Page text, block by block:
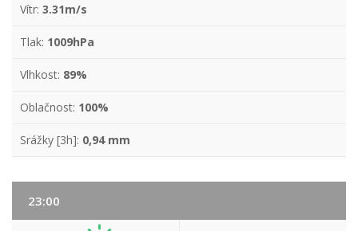
Vítr: 3.31m/s
Tlak: 1009hPa
Vlhkost: 89%
Oblačnost: 100%
Srážky [3h]: 0,94 mm
23:00